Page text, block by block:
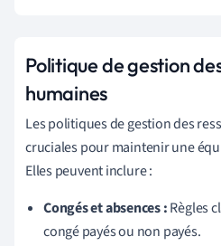
Politique de gestion
humaines
Les politiques de gestion des
cruciales pour maintenir une
Elles peuvent inclure :
Congés et absences :Règles
congé payés ou non payés.